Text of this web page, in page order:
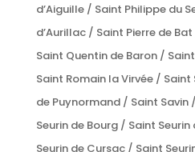
d’Aiguille / Saint Philippe du
d’Aurillac / Saint Pierre de
Saint Quentin de Baron /
Saint Romain la Virvée /
de Puynormand / Saint Savin
Seurin de Bourg / Saint
Seurin de Cursac / Saint